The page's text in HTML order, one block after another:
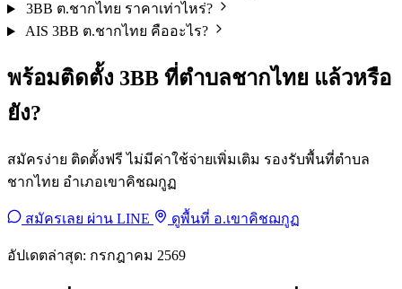
3BB ต.ชากไทย ราคาเท่าไหร่?
AIS 3BB ต.ชากไทย คืออะไร?
พร้อมติดตั้ง 3BB ที่ตำบลชากไทย แล้วหรือ
ยัง?
สมัครง่าย ติดตั้งฟรี ไม่มีค่าใช้จ่ายเพิ่มเติม รองรับพื้นที่ตำบล
ชากไทย อำเภอเขาคิชฌกูฏ
สมัครเลย ผ่าน LINE ดูพื้นที่ อ.เขาคิชฌกูฏ
อัปเดตล่าสุด: กรกฎาคม 2569